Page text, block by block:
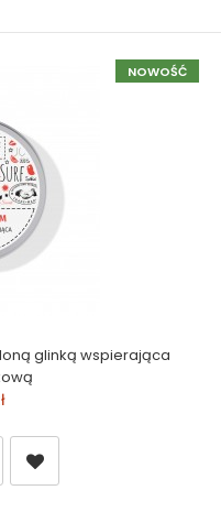
NOWOŚĆ
glinką wspierająca